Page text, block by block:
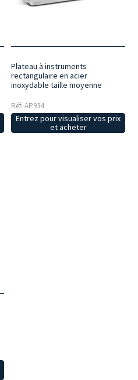
Plateau à instruments
rectangulaire en acier
inoxydable taille moyenne
Réf: AP934
Entrez pour visualiser vos prix
et acheter